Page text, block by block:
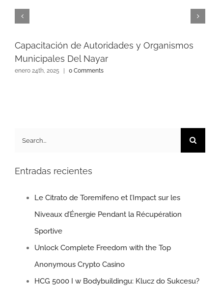
Capacitación de Autoridades y Organismos
Municipales Del Nayar
enero 24th, 2025 0 Comments
Entradas recientes
Le Citrato de Toremifeno et l’Impact sur les
Niveaux d’Énergie Pendant la Récupération
Sportive
Unlock Complete Freedom with the Top
Anonymous Crypto Casino
HCG 5000 I w Bodybuildingu: Klucz do Sukcesu?